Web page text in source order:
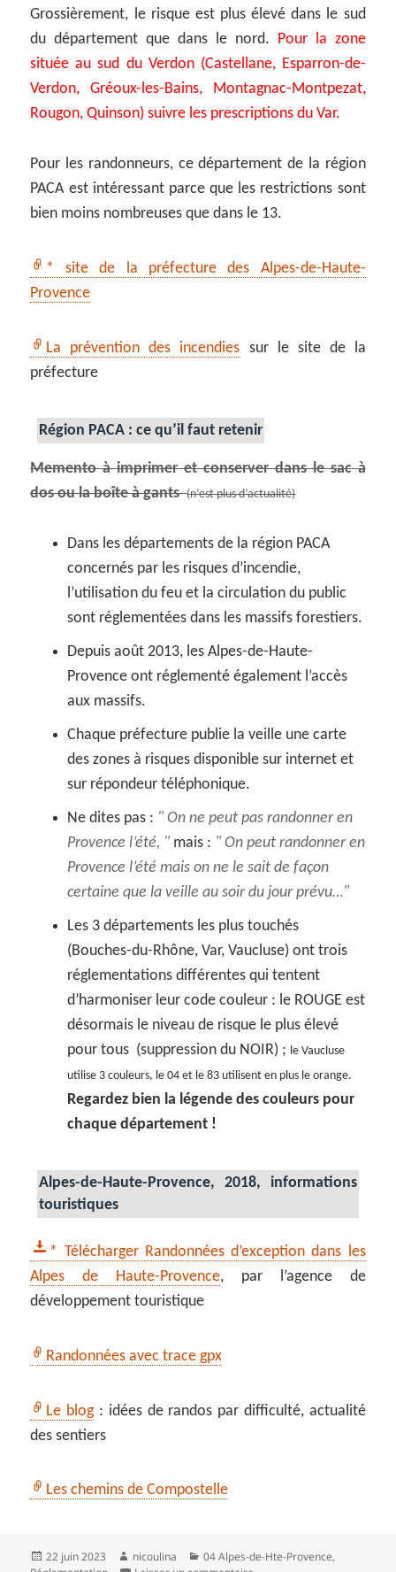
Grossièrement, le risque est plus élevé dans le sud
du département que dans le nord. Pour la zone
située au sud du Verdon (Castellane, Esparron-de-
Verdon, Gréoux-les-Bains, Montagnac-Montpezat,
Rougon, Quinson) suivre les prescriptions du Var.
Pour les randonneurs, ce département de la région
PACA est intéressant parce que les restrictions sont
bien moins nombreuses que dans le 13.
* site de la préfecture des Alpes-de-Haute-
Provence
La prévention des incendies sur le site de la
préfecture
Région PACA : ce qu’il faut retenir
Memento à imprimer et conserver dans le sac à
dos ou la boîte à gants (n’est plus d’actualité)
Dans les départements de la région PACA
concernés par les risques d’incendie,
l’utilisation du feu et la circulation du public
sont réglementées dans les massifs forestiers.
Depuis août 2013, les Alpes-de-Haute-
Provence ont réglementé également l’accès
aux massifs.
Chaque préfecture publie la veille une carte
des zones à risques disponible sur internet et
sur répondeur téléphonique.
Ne dites pas :
On ne peut pas randonner en
Provence l’été,
mais :
On peut randonner en
Provence l’été mais on ne le sait de façon
certaine que la veille au soir du jour prévu…
Les 3 départements les plus touchés
(Bouches-du-Rhône, Var, Vaucluse) ont trois
réglementations différentes qui tentent
d’harmoniser leur code couleur : le ROUGE est
désormais le niveau de risque le plus élevé
pour tous (suppression du NOIR) ; le Vaucluse
utilise 3 couleurs, le 04 et le 83 utilisent en plus le orange.
Regardez bien la légende des couleurs pour
chaque département !
Alpes-de-Haute-Provence, 2018, informations
touristiques
* Télécharger Randonnées d’exception dans les
Alpes de Haute-Provence, par l’agence de
développement touristique
Randonnées avec trace gpx
Le blog: idées de randos par difficulté, actualité
des sentiers
Les chemins de Compostelle
Publié
le
22 juin 2023 Auteur
nicoulina Catégories
04 Alpes-de-Hte-Provence,